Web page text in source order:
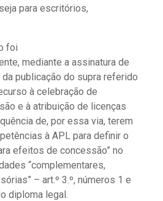
para escritórios,
foi
mediante a assinatura de
publicação do supra referido
à celebração de
e à atribuição de licenças
de, por essa via, terem
à APL para definir o
efeitos de concessão” no
“complementares,
– art.º 3.º, números 1 e
diploma legal.